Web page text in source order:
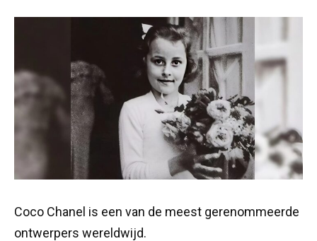
Coco Chanel is een van de meest gerenommeerde
ontwerpers wereldwijd.